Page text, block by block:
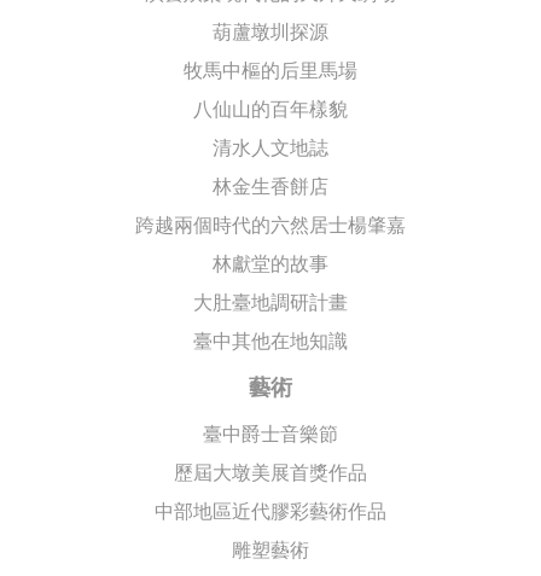
葫蘆墩圳探源
牧馬中樞的后里馬場
八仙山的百年樣貌
清水人文地誌
林金生香餅店
跨越兩個時代的六然居士楊肇嘉
林獻堂的故事
大肚臺地調研計畫
臺中其他在地知識
藝術
臺中爵士音樂節
歷屆大墩美展首獎作品
中部地區近代膠彩藝術作品
雕塑藝術